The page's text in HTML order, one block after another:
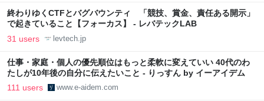
終わりゆくCTFとバグバウンティ 「競技、賞金、責任ある開示」
で起きていること【フォーカス】 - レバテックLAB
31 users levtech.jp
仕事・家庭・個人の優先順位はもっと柔軟に変えていい 40代のわ
たしが10年後の自分に伝えたいこと - りっすん by イーアイデム
111 users www.e-aidem.com